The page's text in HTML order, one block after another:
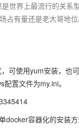
世界上最流行的关系
占有量还是老大哥地位
可使用yum安装，也
置文件为my.ini。
docker容器化的安装